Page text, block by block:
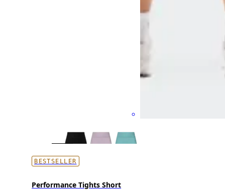
BESTSELLER
Performance Tights Short